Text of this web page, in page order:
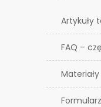
Artykuły
FAQ –